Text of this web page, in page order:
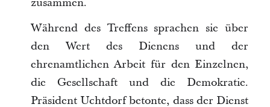
Während des Treffens sprachen sie über
den Wert des Dienens und der
ehrenamtlichen Arbeit für den Einzelnen,
die Gesellschaft und die Demokratie.
Präsident Uchtdorf betonte, dass der Dienst